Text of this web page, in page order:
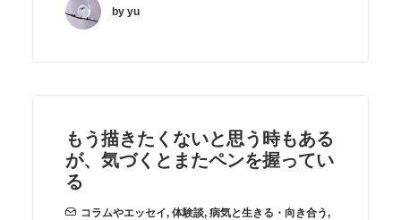
by yu
もう描きたくないと思う時もある
が、気づくとまたペンを握ってい
る
コラムやエッセイ, 体験談, 病気と生きる・向き合う,